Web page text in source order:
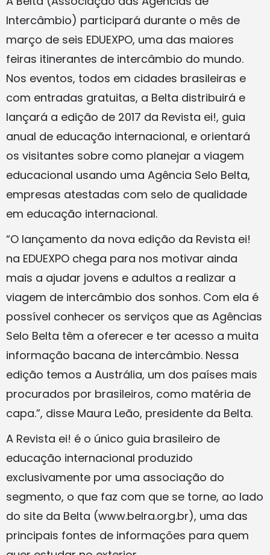
Intercâmbio) participará durante o mês de
março de seis EDUEXPO, uma das maiores
feiras itinerantes de intercâmbio do mundo.
Nos eventos, todos em cidades brasileiras e
com entradas gratuitas, a Belta distribuirá e
lançará a edição de 2017 da Revista ei!, guia
anual de educação internacional, e orientará
os visitantes sobre como planejar a viagem
educacional usando uma Agência Selo Belta,
empresas atestadas com selo de qualidade
em educação internacional.
“O lançamento da nova edição da Revista ei!
na EDUEXPO chega para nos motivar ainda
mais a ajudar jovens e adultos a realizar a
viagem de intercâmbio dos sonhos. Com ela é
possível conhecer os serviços que as Agências
Selo Belta têm a oferecer e ter acesso a muita
informação bacana de intercâmbio. Nessa
edição temos a Austrália, um dos países mais
procurados por brasileiros, como matéria de
capa.”, disse Maura Leão, presidente da Belta.
A Revista ei! é o único guia brasileiro de
educação internacional produzido
exclusivamente por uma associação do
segmento, o que faz com que se torne, ao lado
do site da Belta (www.belra.org.br), uma das
principais fontes de informações para quem